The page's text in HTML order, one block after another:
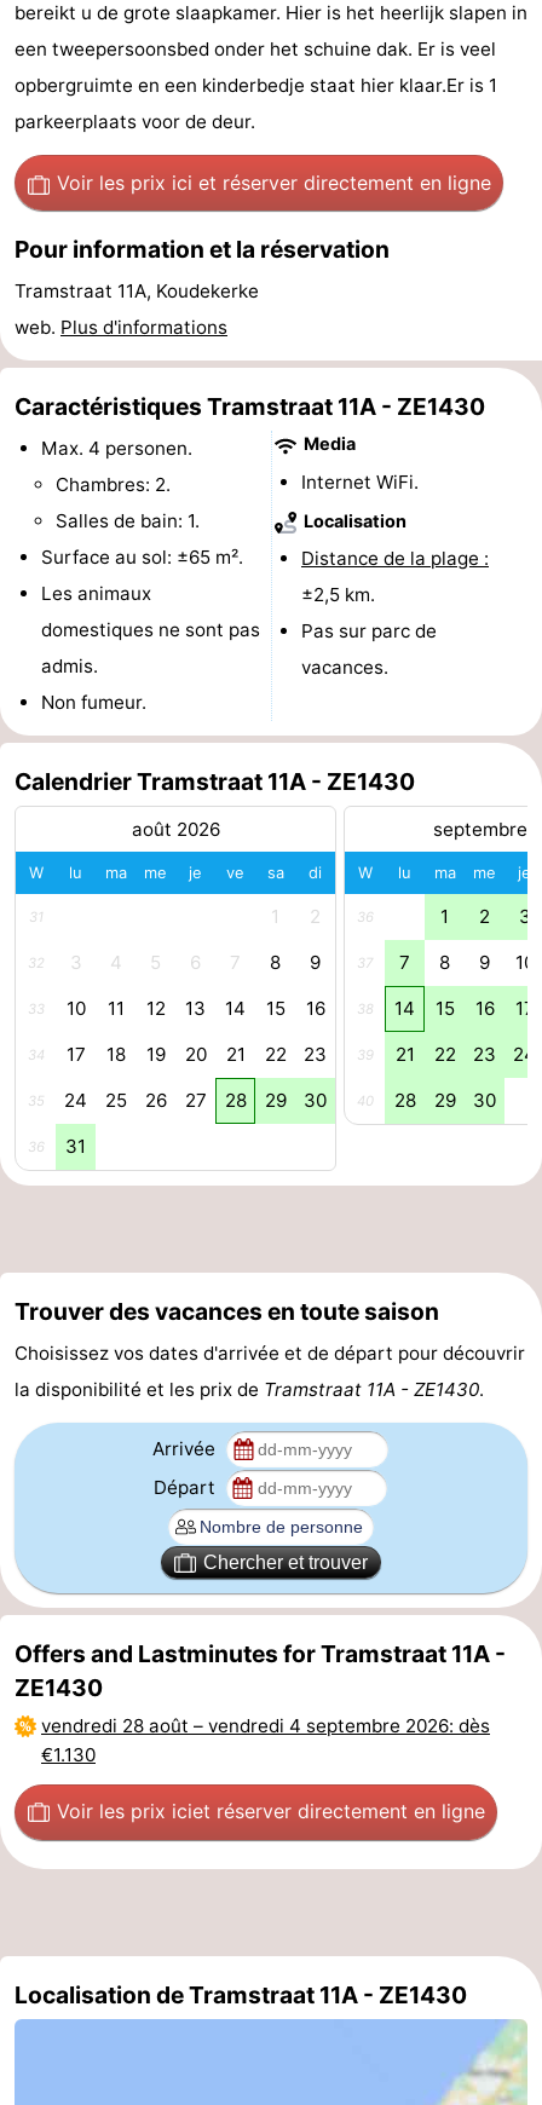
de
vue
-
Terrains
de
jeux
-
Aires
de
jeux
intérieures
-
Bowling
Centres
de
bien-
être
Villages
&
villes
Nature
Visites
guidées
Sports
Piscines
Équitation
Terrains
golf
Peche
Sportive
Equitation
Boire
et
Événements
de
l'anneau
Pratiques
Route
Stationnement
Adresses
Médicales
Région
Schouwen-
Renesse
-
Brouwershaven
-
Nature
Oosterschelde
-
Burgh
Haamstede
-
Nature
Kop
van
Schouwen
Walcheren
Veere
-
Nature
Nature
-
bereikt u de grote slaapkamer. Hier is het heerlijk slapen in
een tweepersoonsbed onder het schuine dak. Er is veel
opbergruimte en een kinderbedje staat hier klaar.Er is 1
parkeerplaats voor de deur.
Voir les prix ici et réserver directement en ligne
Pour information et la réservation
Tramstraat 11A, Koudekerke
web. Plus d'informations
Caractéristiques Tramstraat 11A - ZE1430
Max. 4 personen.
Chambres: 2.
Salles de bain: 1.
Surface au sol: ±65 m².
Les animaux
domestiques ne sont pas
admis.
Non fumeur.
Media
Internet WiFi.
Localisation
Distance de la plage :
±2,5 km.
Pas sur parc de
vacances.
Calendrier Tramstraat 11A - ZE1430
août 2026
W lu ma me je ve sa di
31 1 2
32 3 4 5 6 7 8 9
33 10 11 12 13 14 15 16
34 17 18 19 20 21 22 23
35 24 25 26 27 28 29 30
36 31
septembre
W lu ma me je
36 1 2 3
37 7 8 9 10
38 14 15 16 17
39 21 22 23 24
40 28 29 30
Trouver des vacances en toute saison
Choisissez vos dates d'arrivée et de départ pour découvrir
la disponibilité et les prix de Tramstraat 11A - ZE1430.
Arrivée
Départ
Chercher et trouver
Offers and Lastminutes for Tramstraat 11A -
ZE1430
vendredi 28 août – vendredi 4 septembre 2026: dès
€1.130
Voir les prix iciet réserver directement en ligne
Localisation de Tramstraat 11A - ZE1430